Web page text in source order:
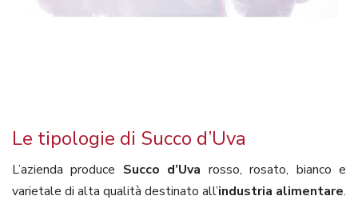
Le tipologie di Succo d’Uva
L’azienda produce Succo d’Uva rosso, rosato, bianco e
varietale di alta qualità destinato all’industria alimentare.